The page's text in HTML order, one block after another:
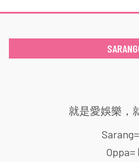
就是愛娛樂，
Oppa=